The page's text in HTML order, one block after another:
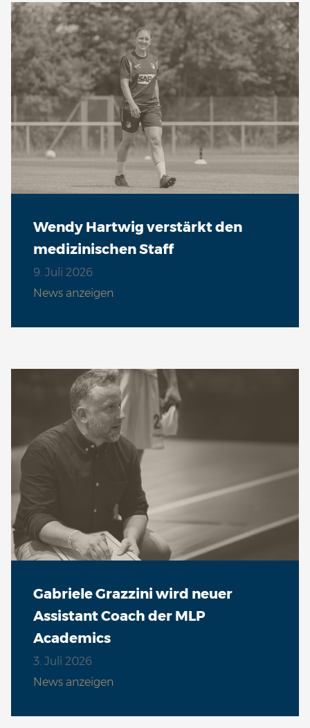
Wendy Hartwig verstärkt den
medizinischen Staff
9. Juli 2026
News anzeigen
Gabriele Grazzini wird neuer
Assistant Coach der MLP
Academics
3. Juli 2026
News anzeigen